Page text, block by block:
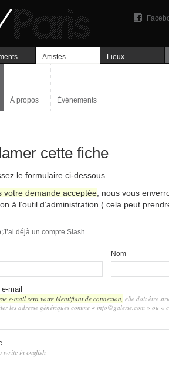
Artistes Lieux
À propos Événements
cette fiche
le formulaire ci-dessous.
votre demande acceptée , nous vous
à l’outil d’administration ( cela peut
déjà un compte Slash
Nom
mail
e-mail sera votre identifiant de connexion, elle doit être
les adresse génériques comme « info@galerie.com » ou «
write in english